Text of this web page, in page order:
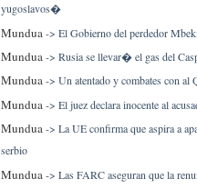
yugoslavos�
Mundua-> El Gobierno del perdedor
Mundua-> Rusia se llevar� el gas del
Mundua-> Un atentado y combates con al
Mundua-> El juez declara inocente al
Mundua-> La UE confirma que aspira a
serbio
Mundua-> Las FARC aseguran que la